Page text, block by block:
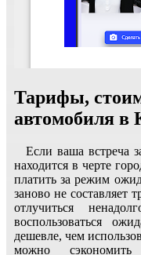
Тарифы,
автомобиля в
Если ваша встреча
находится в черте
платить за режим
заново не составляет
отлучиться
воспользоваться
дешевле, чем
можно